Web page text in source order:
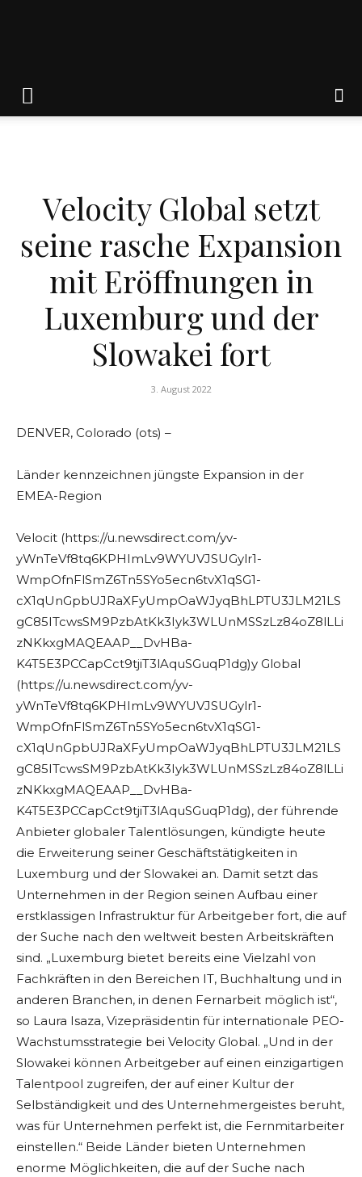
Weik
Velocity Global setzt
seine rasche Expansion
mit Eröffnungen in
Luxemburg und der
Slowakei fort
3. August 2022
DENVER, Colorado (ots) –
Länder kennzeichnen jüngste Expansion in der
EMEA-Region
Velocit (https://u.newsdirect.com/yv-
yWnTeVf8tq6KPHImLv9WYUVJSUGylr1-
WmpOfnFlSmZ6Tn5SYo5ecn6tvX1qSG1-
cX1qUnGpbUJRaXFyUmpOaWJyqBhLPTU3JLM21LS
gC85ITcwsSM9PzbAtKk3Iyk3WLUnMSSzLz84oZ8lLLi
zNKkxgMAQEAAP__DvHBa-
K4T5E3PCCapCct9tjiT3lAquSGuqP1dg)y Global
(https://u.newsdirect.com/yv-
yWnTeVf8tq6KPHImLv9WYUVJSUGylr1-
WmpOfnFlSmZ6Tn5SYo5ecn6tvX1qSG1-
cX1qUnGpbUJRaXFyUmpOaWJyqBhLPTU3JLM21LS
gC85ITcwsSM9PzbAtKk3Iyk3WLUnMSSzLz84oZ8lLLi
zNKkxgMAQEAAP__DvHBa-
K4T5E3PCCapCct9tjiT3lAquSGuqP1dg), der führende
Anbieter globaler Talentlösungen, kündigte heute
die Erweiterung seiner Geschäftstätigkeiten in
Luxemburg und der Slowakei an. Damit setzt das
Unternehmen in der Region seinen Aufbau einer
erstklassigen Infrastruktur für Arbeitgeber fort, die auf
der Suche nach den weltweit besten Arbeitskräften
sind. „Luxemburg bietet bereits eine Vielzahl von
Fachkräften in den Bereichen IT, Buchhaltung und in
anderen Branchen, in denen Fernarbeit möglich ist“,
so Laura Isaza, Vizepräsidentin für internationale PEO-
Wachstumsstrategie bei Velocity Global. „Und in der
Slowakei können Arbeitgeber auf einen einzigartigen
Talentpool zugreifen, der auf einer Kultur der
Selbständigkeit und des Unternehmergeistes beruht,
was für Unternehmen perfekt ist, die Fernmitarbeiter
einstellen.“ Beide Länder bieten Unternehmen
enorme Möglichkeiten, die auf der Suche nach